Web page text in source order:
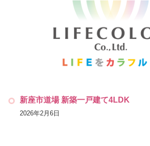
新座市道場 新築一戸建て4LDK
2026年2月6日